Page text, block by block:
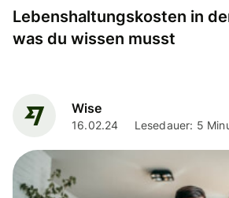
Lebenshaltungskosten in
was du wissen musst
Wise
16.02.24 Lesedauer: 5